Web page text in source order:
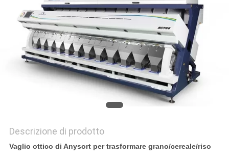
Descrizione di prodotto
Vaglio ottico di Anysort per trasformare grano/cereale/riso